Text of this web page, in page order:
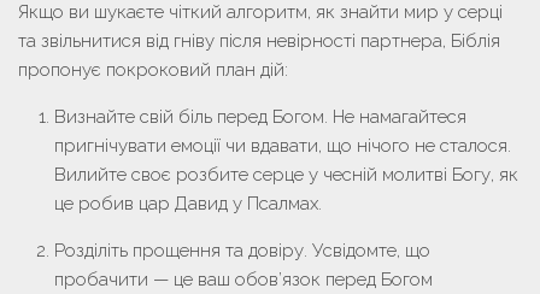
Якщо ви шукаєте чіткий алгоритм, як знайти мир у серці
та звільнитися від гніву після невірності партнера, Біблія
пропонує покроковий план дій:
Визнайте свій біль перед Богом. Не намагайтеся
пригнічувати емоції чи вдавати, що нічого не сталося.
Вилийте своє розбите серце у чесній молитві Богу, як
це робив цар Давид у Псалмах.
Розділіть прощення та довіру. Усвідомте, що
пробачити — це ваш обов’язок перед Богом